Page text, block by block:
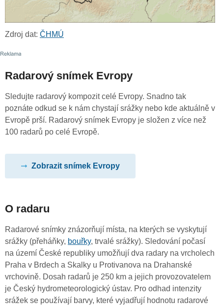
Zdroj dat: ČHMÚ
Radarový snímek Evropy
Sledujte radarový kompozit celé Evropy. Snadno tak
poznáte odkud se k nám chystají srážky nebo kde aktuálně v
Evropě prší. Radarový snímek Evropy je složen z více než
100 radarů po celé Evropě.
Zobrazit snímek Evropy
O radaru
Radarové snímky znázorňují místa, na kterých se vyskytují
srážky (přeháňky, bouřky, trvalé srážky). Sledování počasí
na území České republiky umožňují dva radary na vrcholech
Praha v Brdech a Skalky u Protivanova na Drahanské
vrchovině. Dosah radarů je 250 km a jejich provozovatelem
je Český hydrometeorologický ústav. Pro odhad intenzity
srážek se používají barvy, které vyjadřují hodnotu radarové